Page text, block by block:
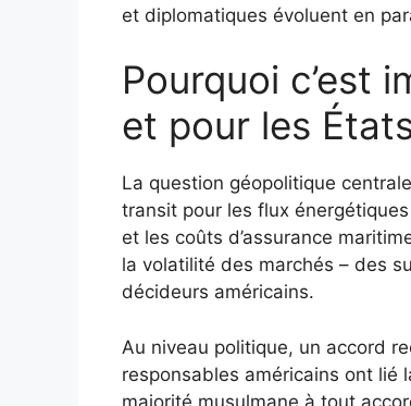
et diplomatiques évoluent en
Pourquoi c’est
et pour les
La question géopolitique
transit pour les flux
et les coûts d’assurance
la volatilité des marchés – des
décideurs américains.
Au niveau politique, un accord
responsables américains ont lié
majorité musulmane à tout